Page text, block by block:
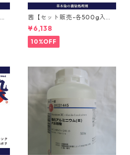
茜【セット販売-各500g入
り】｜インド茜と西洋茜
¥6,138
10%OFF